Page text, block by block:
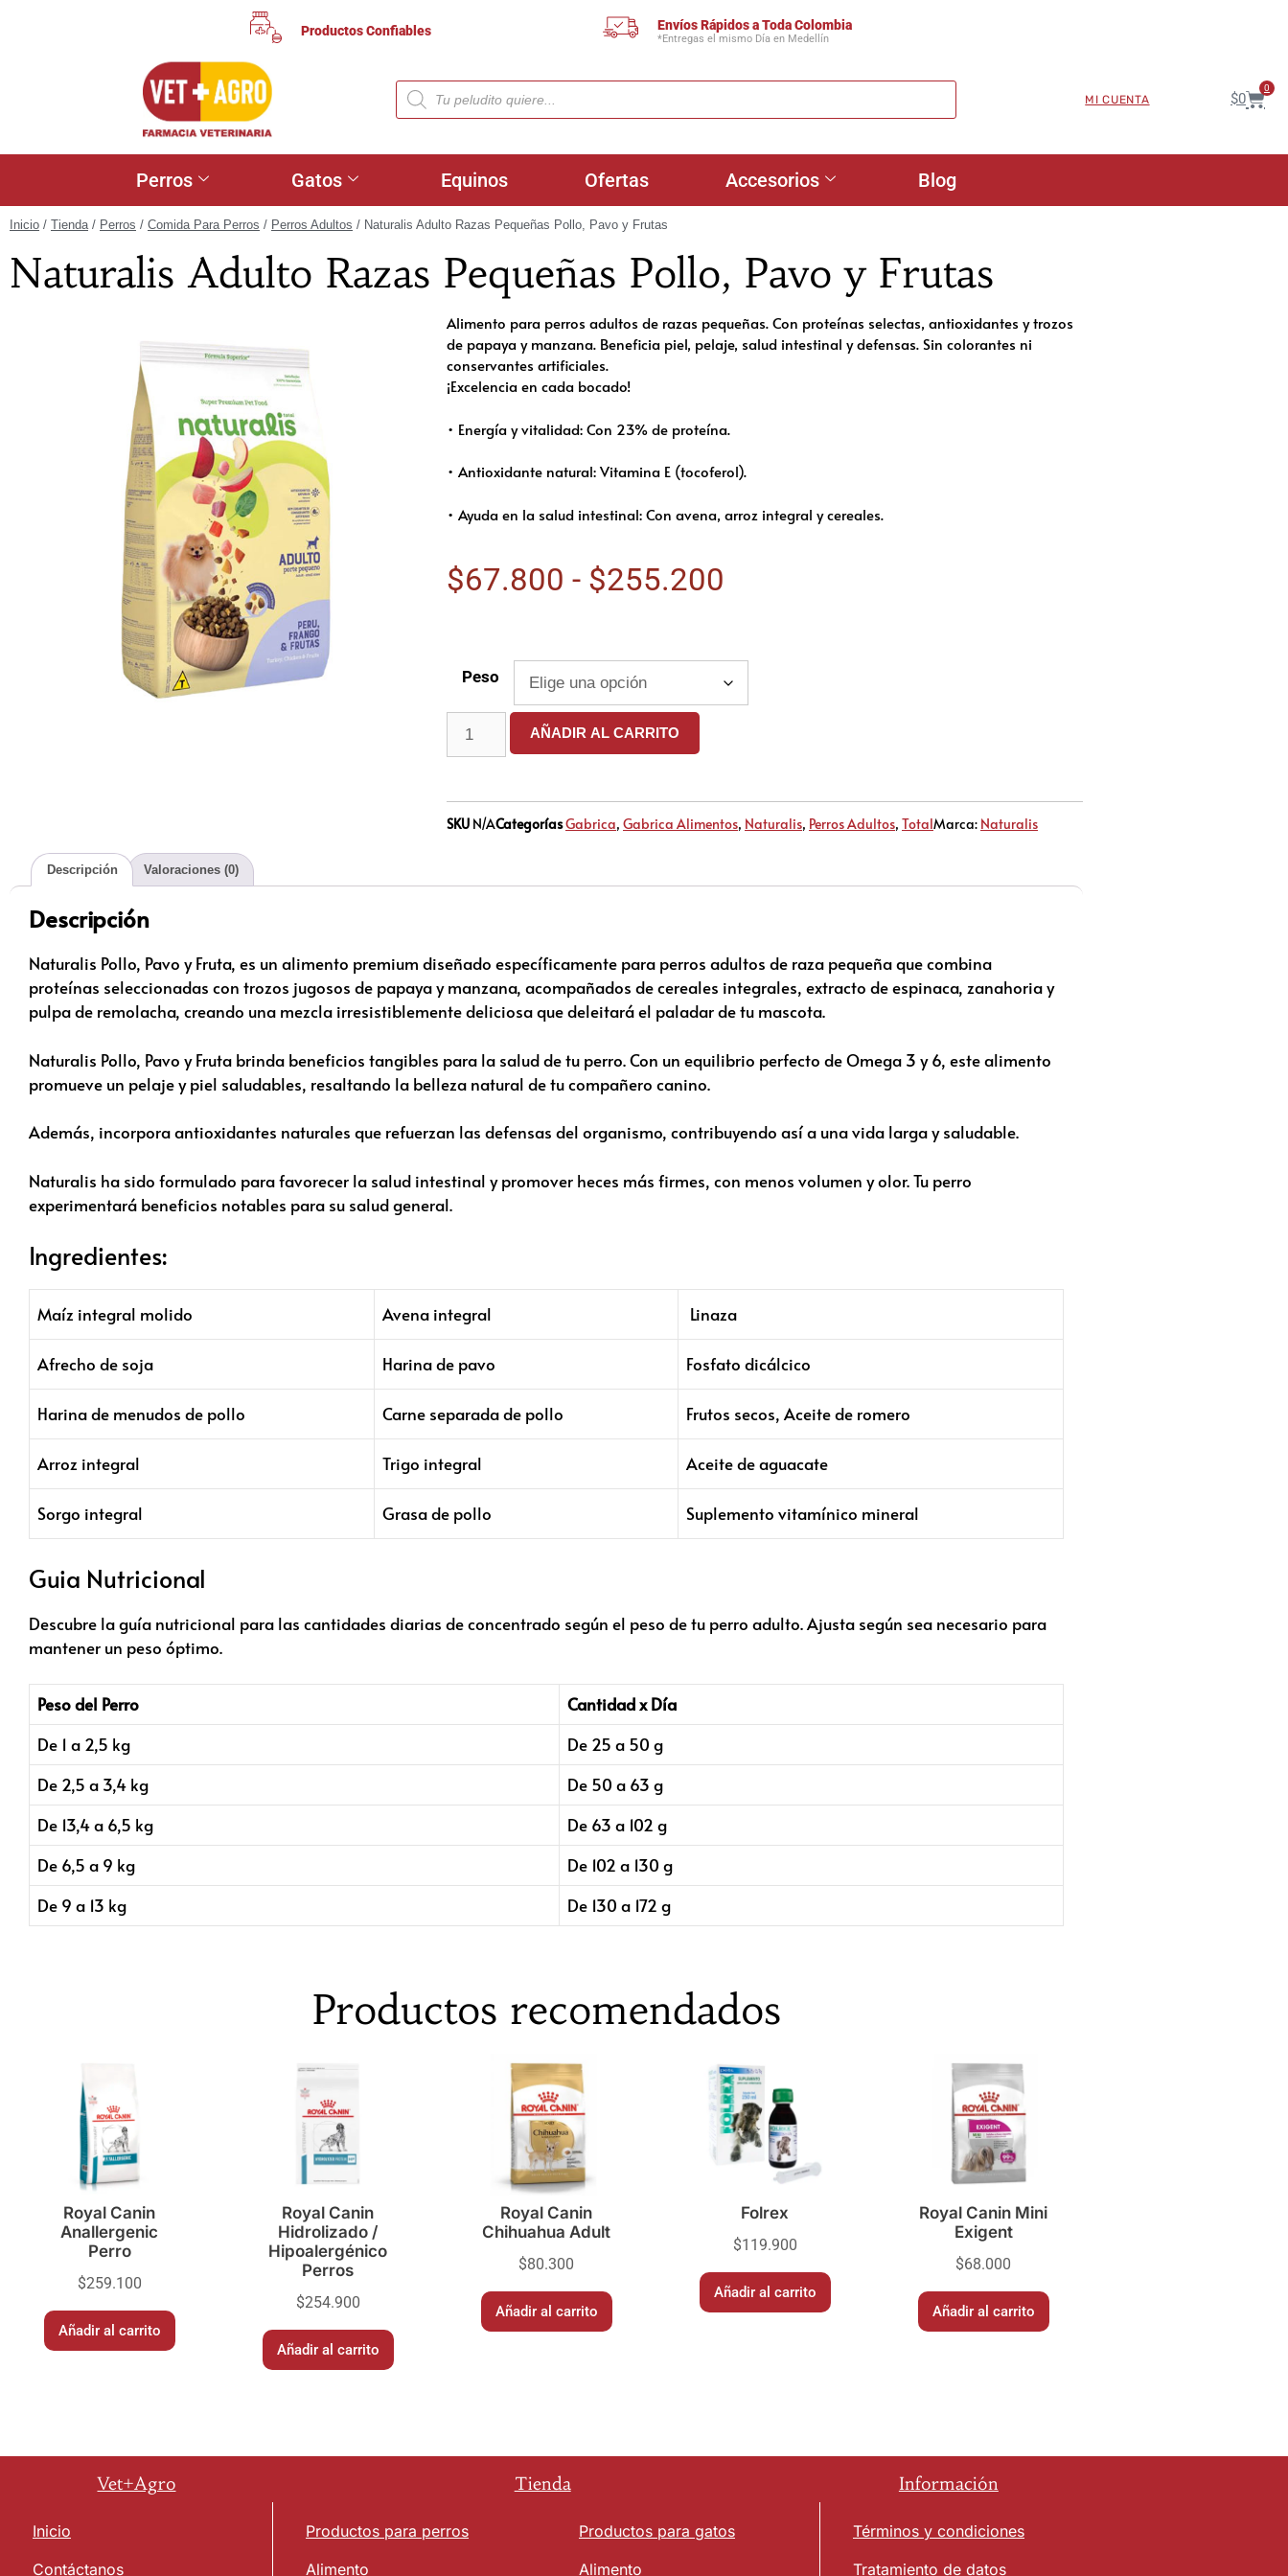
Productos Confiables Envíos Rápidos a Toda Colombia
*Entregas el mismo Día en Medellín
MI CUENTA $0
0
Perros Gatos Equinos Ofertas Accesorios Blog
Inicio / Tienda/ Perros / Comida Para Perros / Perros Adultos / Naturalis Adulto Razas Pequeñas Pollo, Pavo y Frutas
Naturalis Adulto Razas Pequeñas Pollo, Pavo y Frutas
Alimento para perros adultos de razas pequeñas. Con proteínas selectas, antioxidantes y trozos
de papaya y manzana. Beneficia piel, pelaje, salud intestinal y defensas. Sin colorantes ni
conservantes artificiales.
¡Excelencia en cada bocado!
• Energía y vitalidad: Con 23% de proteína.
• Antioxidante natural: Vitamina E (tocoferol).
• Ayuda en la salud intestinal: Con avena, arroz integral y cereales.
$67.800 - $255.200
Peso
AÑADIR AL CARRITO
SKU N/ACategoríasGabrica, Gabrica Alimentos, Naturalis, Perros Adultos, TotalMarca: Naturalis
Descripción Valoraciones (0)
Descripción
Naturalis Pollo, Pavo y Fruta, es un alimento premium diseñado específicamente para perros adultos de raza pequeña que combina
proteínas seleccionadas con trozos jugosos de papaya y manzana, acompañados de cereales integrales, extracto de espinaca, zanahoria y
pulpa de remolacha, creando una mezcla irresistiblemente deliciosa que deleitará el paladar de tu mascota.
Naturalis Pollo, Pavo y Fruta brinda beneficios tangibles para la salud de tu perro. Con un equilibrio perfecto de Omega 3 y 6, este alimento
promueve un pelaje y piel saludables, resaltando la belleza natural de tu compañero canino.
Además, incorpora antioxidantes naturales que refuerzan las defensas del organismo, contribuyendo así a una vida larga y saludable.
Naturalis ha sido formulado para favorecer la salud intestinal y promover heces más firmes, con menos volumen y olor. Tu perro
experimentará beneficios notables para su salud general.
Ingredientes:
Maíz integral molido Avena integral Linaza
Afrecho de soja Harina de pavo Fosfato dicálcico
Harina de menudos de pollo Carne separada de pollo Frutos secos, Aceite de romero
Arroz integral Trigo integral Aceite de aguacate
Sorgo integral Grasa de pollo Suplemento vitamínico mineral
Guia Nutricional
Descubre la guía nutricional para las cantidades diarias de concentrado según el peso de tu perro adulto. Ajusta según sea necesario para
mantener un peso óptimo.
Peso del Perro
Cantidad x Día
De 1 a 2,5 kg
De 25 a 50 g
De 2,5 a 3,4 kg
De 50 a 63 g
De 13,4 a 6,5 kg
De 63 a 102 g
De 6,5 a 9 kg
De 102 a 130 g
De 9 a 13 kg
De 130 a 172 g
Productos recomendados
Royal Canin
Anallergenic
Perro
$259.100
Añadir al carrito
Royal Canin
Hidrolizado /
Hipoalergénico
Perros
$254.900
Añadir al carrito
Royal Canin
Chihuahua Adult
$80.300
Añadir al carrito
Folrex
$119.900
Añadir al carrito
Royal Canin Mini
Exigent
$68.000
Añadir al carrito
Vet+Agro Tienda Información
Inicio
Contáctanos
Productos para perros
Alimento
Productos para gatos
Alimento
Términos y condiciones
Tratamiento de datos